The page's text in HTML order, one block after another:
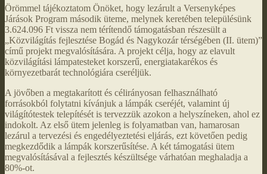
Örömmel tájékoztatom Önöket, hogy lezárult a Versenyképes
Járások Program második üteme, melynek keretében településünk
3.624.096 Ft vissza nem térítendő támogatásban részesült a
„Közvilágítás fejlesztése Bogád és Nagykozár térségében (II. ütem)”
című projekt megvalósítására. A projekt célja, hogy az elavult
közvilágítási lámpatesteket korszerű, energiatakarékos és
környezetbarát technológiára cseréljük.
A jövőben a megtakarított és célirányosan felhasználható
forrásokból folytatni kívánjuk a lámpák cseréjét, valamint új
világítótestek telepítését is tervezzük azokon a helyszíneken, ahol ez
indokolt. Az első ütem jelenleg is folyamatban van, hamarosan
lezárul a tervezési és engedélyeztetési eljárás, ezt követően pedig
megkezdődik a lámpák korszerűsítése. A két támogatási ütem
megvalósításával a fejlesztés készültsége várhatóan meghaladja a
80%-ot.